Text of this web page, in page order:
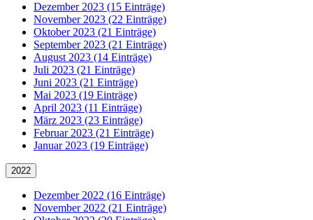
Dezember 2023 (15 Einträge)
November 2023 (22 Einträge)
Oktober 2023 (21 Einträge)
September 2023 (21 Einträge)
August 2023 (14 Einträge)
Juli 2023 (21 Einträge)
Juni 2023 (21 Einträge)
Mai 2023 (19 Einträge)
April 2023 (11 Einträge)
März 2023 (23 Einträge)
Februar 2023 (21 Einträge)
Januar 2023 (19 Einträge)
2022
Dezember 2022 (16 Einträge)
November 2022 (21 Einträge)